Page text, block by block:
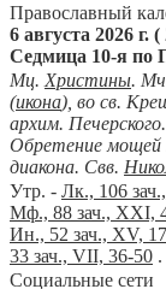
Православный
6 августа 2026 г.
Седмица 10-я по
Мц. Христины.
(икона), во св.
архим.
Обретение мощей
диакона. Свв.
Утр. - Лк., 106
Мф., 88 зач., XXI,
Ин., 52 зач., XV,
33 зач., VII, 36-50 .
Социальные сети